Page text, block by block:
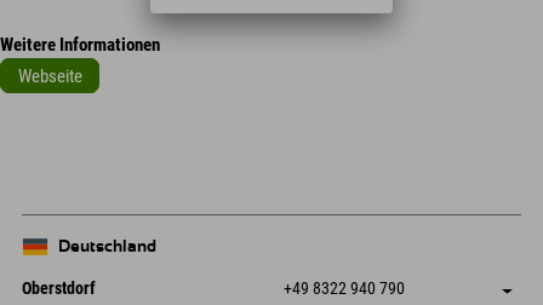
Weitere Informationen
Webseite
Deutschland
Oberstdorf +49 8322 940 790